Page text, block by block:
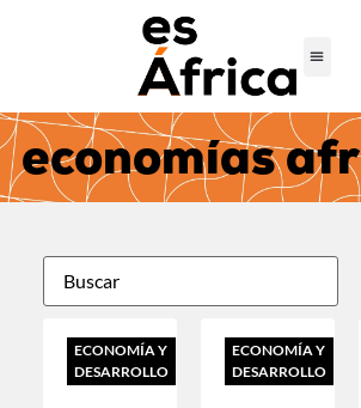
economías
ECONOMÍA Y
DESARROLLO
ECONOMÍA Y
DESARROLLO